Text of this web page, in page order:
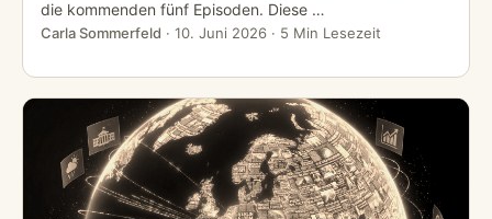
die kommenden fünf Episoden. Diese …
Carla Sommerfeld · 10. Juni 2026 · 5 Min Lesezeit